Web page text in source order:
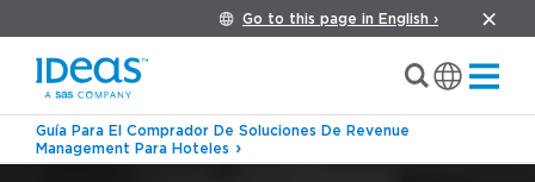
Go to this page in English ›
Guía Para El Comprador De Soluciones De Revenue
Management Para Hoteles